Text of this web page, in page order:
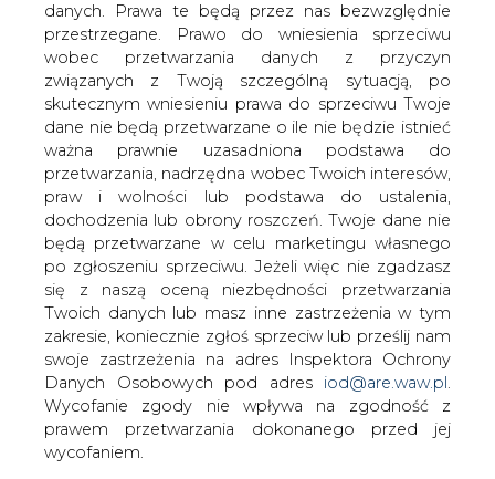
danych. Prawa te będą przez nas bezwzględnie
przestrzegane. Prawo do wniesienia sprzeciwu
wobec przetwarzania danych z przyczyn
związanych z Twoją szczególną sytuacją, po
skutecznym wniesieniu prawa do sprzeciwu Twoje
dane nie będą przetwarzane o ile nie będzie istnieć
ważna prawnie uzasadniona podstawa do
przetwarzania, nadrzędna wobec Twoich interesów,
praw i wolności lub podstawa do ustalenia,
dochodzenia lub obrony roszczeń. Twoje dane nie
będą przetwarzane w celu marketingu własnego
po zgłoszeniu sprzeciwu. Jeżeli więc nie zgadzasz
się z naszą oceną niezbędności przetwarzania
Twoich danych lub masz inne zastrzeżenia w tym
zakresie, koniecznie zgłoś sprzeciw lub prześlij nam
swoje zastrzeżenia na adres Inspektora Ochrony
Danych Osobowych pod adres iod@are.waw.pl.
Wycofanie zgody nie wpływa na zgodność z
prawem przetwarzania dokonanego przed jej
wycofaniem.
Ponad 24,1 mln zł wyniósł
skonsolidowany zysk netto Pratermu w I
kwartale 2007 roku. Zarząd spółki nie
widzi zagrożenia dla realizacji
przedstawionej w marcu prognozy
wyników na ten rok.
Spółka zanotowała w pierwszych trzech miesiącach 2007
roku ponad 80,5 mln zł przychodów ze sprzedaży. To o
20% więcej niż w analogicznym okresie poprzedniego
roku. Wzrost przychodów to wynik przede wszystkim
zamknięcia kontraktów na sprzedaż i sprzedaży
uprawnień do emisji dwutlenku węgla z I fazy ich
przydziału. Sprzedaż ciepła w I kwartale 2007 r. była
natomiast o kilkanaście procent niższa niż rok wcześniej. –
Niższa sprzedaż ciepła spowodowana była bardzo
ciepłym pierwszym kwartałem w porównaniu do bardzo
zimnego w roku ubiegłym. Jednak jestem spokojny o
nasze wyniki, bowiem na tle bardzo wysokich temperatur
w tym okresie, są one bardzo dobre – mówi Edward